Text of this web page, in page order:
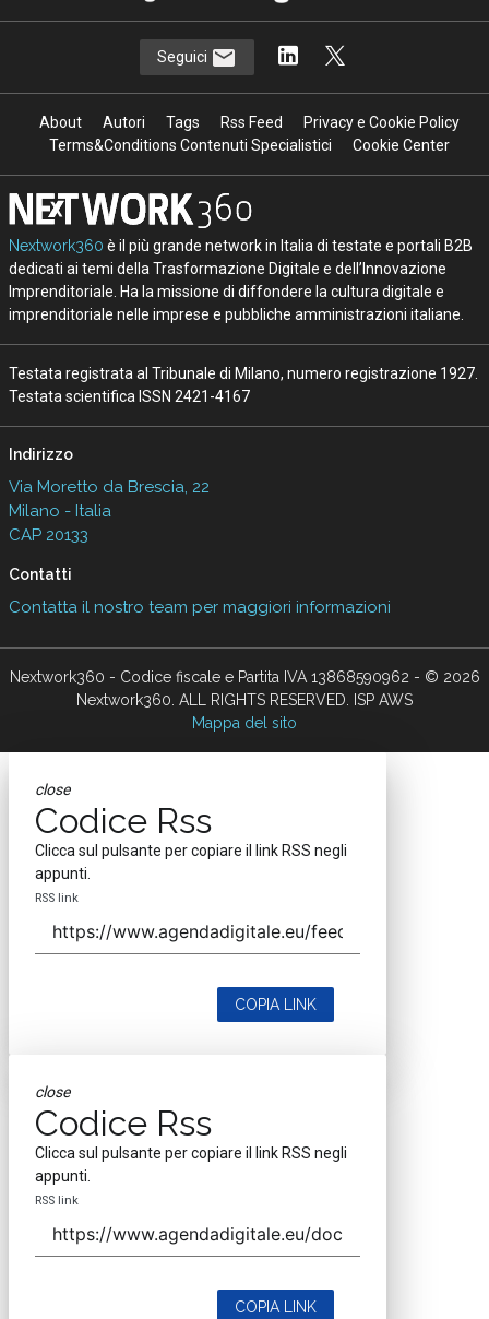
Seguici
About Autori Tags Rss Feed
Privacy e Cookie Policy
Terms&Conditions Contenuti Specialistici
Cookie Center
Nextwork360 è il più grande network in Italia di testate e portali B2B
dedicati ai temi della Trasformazione Digitale e dell’Innovazione
Imprenditoriale. Ha la missione di diffondere la cultura digitale e
imprenditoriale nelle imprese e pubbliche amministrazioni italiane.
Testata registrata al Tribunale di Milano, numero registrazione 1927.
Testata scientifica ISSN 2421-4167
Indirizzo
Via Moretto da Brescia, 22
Milano - Italia
CAP 20133
Contatti
Contatta il nostro team per maggiori informazioni
Nextwork360 - Codice fiscale e Partita IVA 13868590962 - © 2026
Nextwork360. ALL RIGHTS RESERVED. ISP AWS
Mappa del sito
close
Codice Rss
Clicca sul pulsante per copiare il link RSS negli
appunti.
RSS link
COPIA LINK
close
Codice Rss
Clicca sul pulsante per copiare il link RSS negli
appunti.
RSS link
COPIA LINK